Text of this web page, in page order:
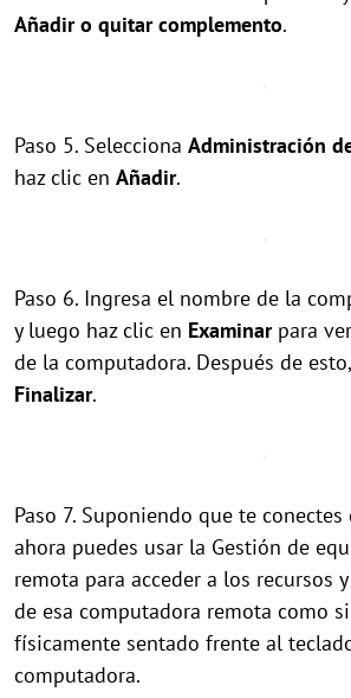
Añadir o quitar complemento.
Paso 5. Selecciona Administración
haz clic en Añadir.
Paso 6. Ingresa el nombre de la
y luego haz clic en Examinarpara
de la computadora. Después de
Finalizar.
Paso 7. Suponiendo que te
ahora puedes usar la Gestión de
remota para acceder a los recursos
de esa computadora remota como
físicamente sentado frente al
computadora.